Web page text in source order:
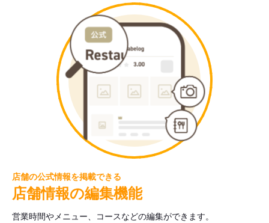
店舗の公式情報を掲載できる
店舗情報の編集機能
営業時間やメニュー、コースなどの編集ができます。